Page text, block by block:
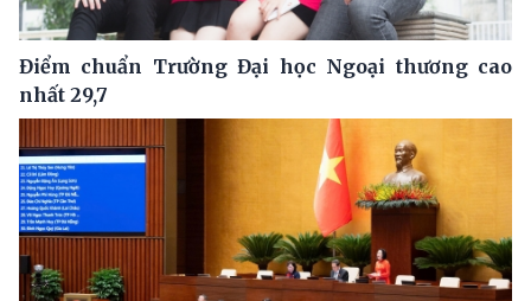
Điểm chuẩn Trường Đại học Ngoại thương cao
nhất 29,7